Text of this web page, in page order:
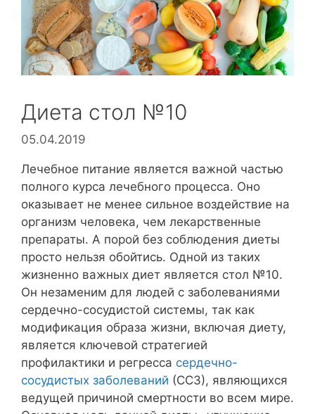
Диета стол №10
05.04.2019
Лечебное питание является важной частью
полного курса лечебного процесса. Оно
оказывает не менее сильное воздействие на
организм человека, чем лекарственные
препараты. А порой без соблюдения диеты
просто нельзя обойтись. Одной из таких
жизненно важных диет является стол №10.
Он незаменим для людей с заболеваниями
сердечно-сосудистой системы, так как
модификация образа жизни, включая диету,
является ключевой стратегией
профилактики и регресса сердечно-
сосудистых заболеваний (ССЗ), являющихся
ведущей причиной смертности во всем мире.